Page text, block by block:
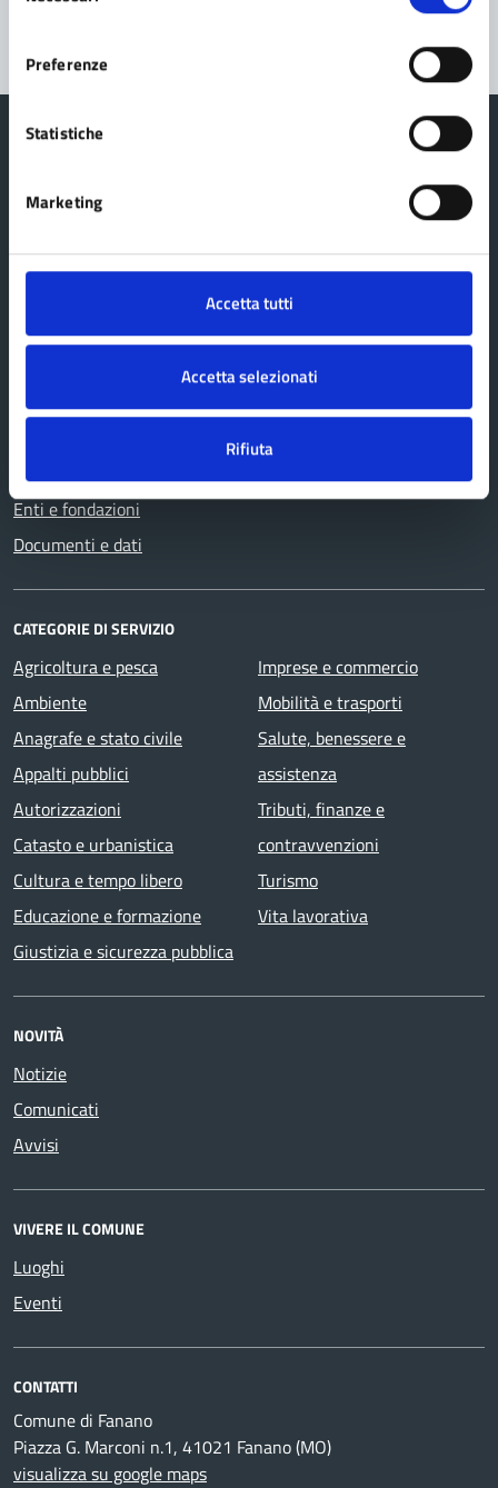
Preferenze
Statistiche
Marketing
Accetta tutti
Accetta selezionati
Rifiuta
Comune di Fanano
Organi di governo
Politici
Personale amministrativo
Enti e fondazioni
Documenti e dati
CATEGORIE DI SERVIZIO
Agricoltura e pesca
Ambiente
Anagrafe e stato civile
Appalti pubblici
Autorizzazioni
Catasto e urbanistica
Cultura e tempo libero
Educazione e formazione
Giustizia e sicurezza pubblica
Imprese e commercio
Mobilità e trasporti
Salute, benessere e
assistenza
Tributi, finanze e
contravvenzioni
Turismo
Vita lavorativa
NOVITÀ
Notizie
Comunicati
Avvisi
VIVERE IL COMUNE
Luoghi
Eventi
CONTATTI
Comune di Fanano
Piazza G. Marconi n.1, 41021 Fanano (MO)
visualizza su google maps